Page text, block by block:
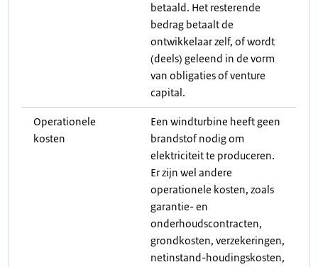
betaald. Het resterende
bedrag betaalt de
ontwikkelaar zelf, of wordt
(deels) geleend in de vorm
van obligaties of venture
capital.
Operationele
kosten
Een windturbine heeft geen
brandstof nodig om
elektriciteit te produceren.
Er zijn wel andere
operationele kosten, zoals
garantie- en
onderhoudscontracten,
grondkosten, verzekeringen,
netinstand-houdingskosten,